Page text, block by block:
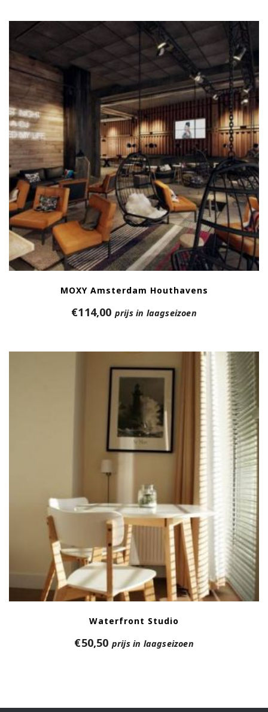
MOXY Amsterdam Houthavens
€114,00 prijs in laagseizoen
Waterfront Studio
€50,50 prijs in laagseizoen